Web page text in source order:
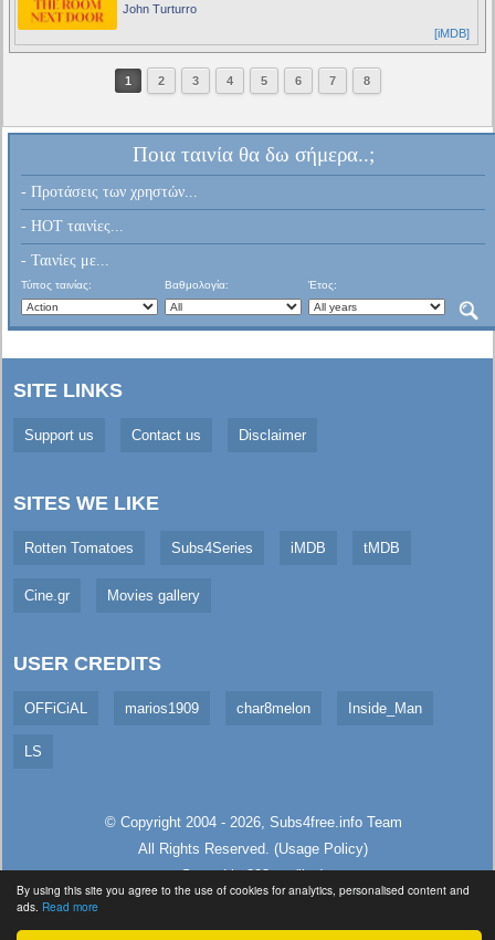
By using this site you agree to the use of cookies for analytics, personalised content and
ads. Read more
John Turturro
[iMDB]
1 2 3 4 5 6 7 8
Ποια ταινία θα δω σήμερα..;
- Προτάσεις των χρηστών...
- HOT ταινίες...
- Ταινίες με...
Τύπος ταινίας: Βαθμολογία: Έτος:
SITE LINKS
Support us Contact us Disclaimer
SITES WE LIKE
Rotten Tomatoes Subs4Series iMDB tMDB
Cine.gr Movies gallery
USER CREDITS
OFFiCiAL marios1909 char8melon Inside_Man
LS
© Copyright 2004 - 2026, Subs4free.infoTeam
All Rights Reserved. (Usage Policy)
Served in 303ms (live)